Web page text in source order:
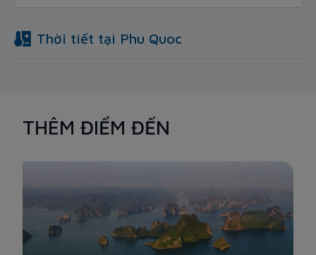
Thời tiết tại Phu Quoc
THÊM ĐIỂM ĐẾN